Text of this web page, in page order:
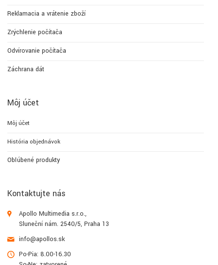
Reklamacia a vrátenie zboží
Zrýchlenie počítača
Odvírovanie počítača
Záchrana dát
Môj účet
Môj účet
História objednávok
Obľúbené produkty
Kontaktujte nás
Apollo Multimedia s.r.o.,
Sluneční nám. 2540/5, Praha 13
info@apollos.sk
Po-Pia: 8.00-16.30